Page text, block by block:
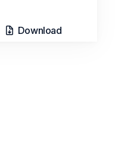
Download